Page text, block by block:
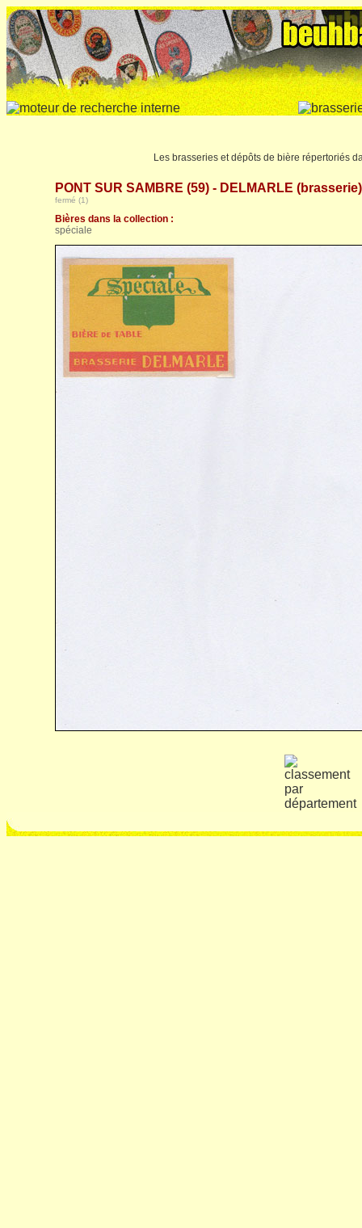
Les brasseries et dépôts de bière répertoriés
PONT SUR SAMBRE (59) - DELMARLE (brasserie)
fermé (1)
Bières dans la collection :
spéciale